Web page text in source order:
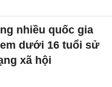
nhiều quốc gia
dưới 16 tuổi sử
xã hội